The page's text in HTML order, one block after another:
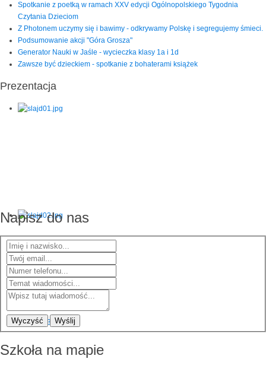
Spotkanie z poetką w ramach XXV edycji Ogólnopolskiego Tygodnia
Czytania Dzieciom
Z Photonem uczymy się i bawimy - odkrywamy Polskę i segregujemy śmieci.
Podsumowanie akcji "Góra Grosza"
Generator Nauki w Jaśle - wycieczka klasy 1a i 1d
Zawsze być dzieckiem - spotkanie z bohaterami książek
Prezentacja
Napisz do nas
Wyczyść Wyślij
Szkoła na mapie